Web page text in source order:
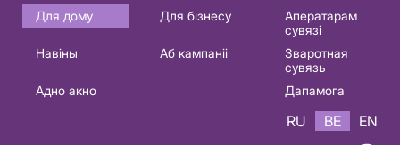
Основная
навигация
Для дому Для бізнесу
Аператарам
сувязі
Навіны
Аб кампаніі
Зваротная
сувязь
Адно акно
Дапамога
RU BE EN